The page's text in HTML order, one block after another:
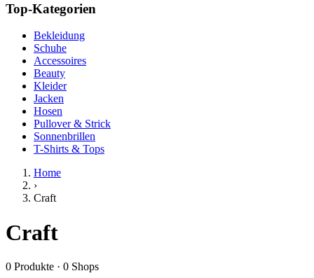
Top-Kategorien
Bekleidung
Schuhe
Accessoires
Beauty
Kleider
Jacken
Hosen
Pullover & Strick
Sonnenbrillen
T-Shirts & Tops
Home
›
Craft
Craft
0 Produkte · 0 Shops